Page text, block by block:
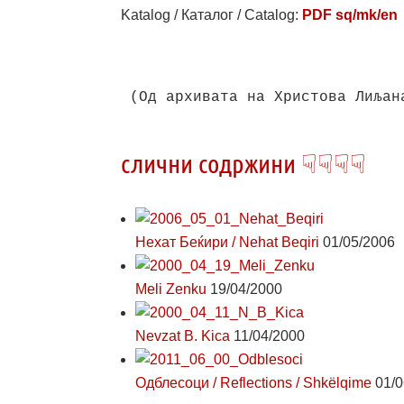
Katalog / Каталог / Catalog: PDF sq/mk/en
(Од архивата на Христова
слични содржини ☟☟☟☟
Нехат Беќири / Nehat Beqiri 01/05/2006
Meli Zenku 19/04/2000
Nevzat B. Kica 11/04/2000
Одблесоци / Reflections / Shkëlqime 01/